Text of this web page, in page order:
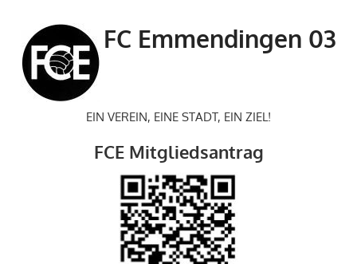
springen
FC Emmendingen 03
EIN VEREIN, EINE STADT, EIN ZIEL!
FCE Mitgliedsantrag